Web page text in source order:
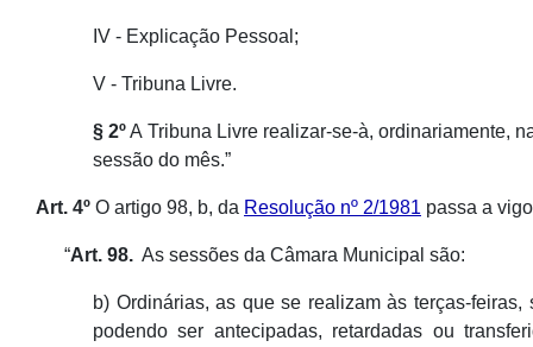
IV - Explicação Pessoal;
V - Tribuna Livre.
§ 2ºA Tribuna Livre realizar-se-à, ordinariamente,
sessão do mês.”
Art. 4º O artigo 98, b, da Resolução nº 2/1981 passa a
“Art. 98. As sessões da Câmara Municipal são:
b) Ordinárias, as que se realizam às terças-
podendo ser antecipadas, retardadas ou